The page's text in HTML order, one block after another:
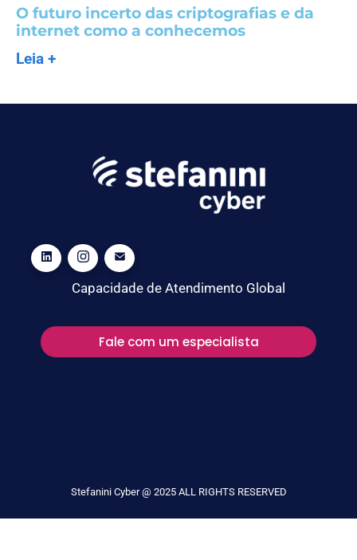
O futuro incerto das criptografias e da
internet como a conhecemos
Leia +
Capacidade de Atendimento Global
Fale com um especialista
Stefanini Cyber @ 2025 ALL RIGHTS RESERVED